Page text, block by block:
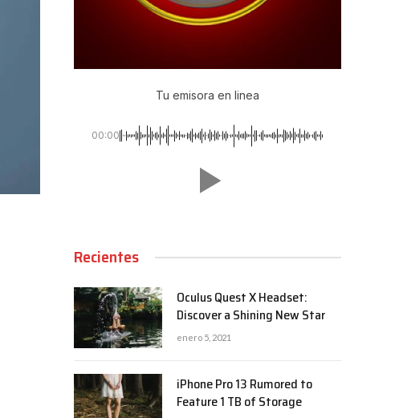
Tu emisora en linea
00:00
Recientes
Oculus Quest X Headset:
Discover a Shining New Star
enero 5, 2021
iPhone Pro 13 Rumored to
Feature 1 TB of Storage